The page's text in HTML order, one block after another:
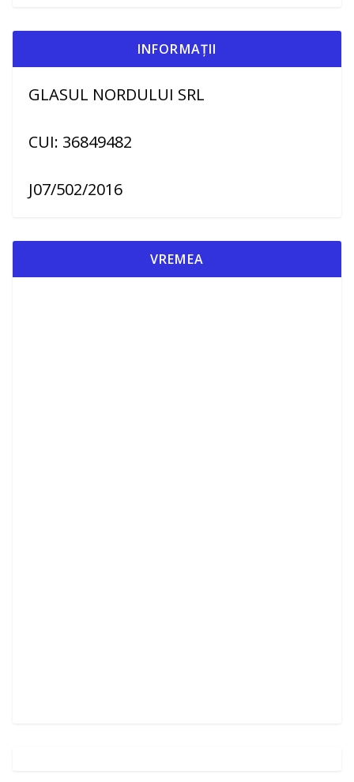
INFORMAȚII
GLASUL NORDULUI SRL
CUI: 36849482
J07/502/2016
VREMEA